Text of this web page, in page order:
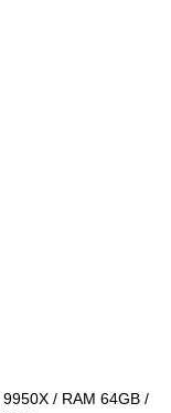
/ RAM 64GB /